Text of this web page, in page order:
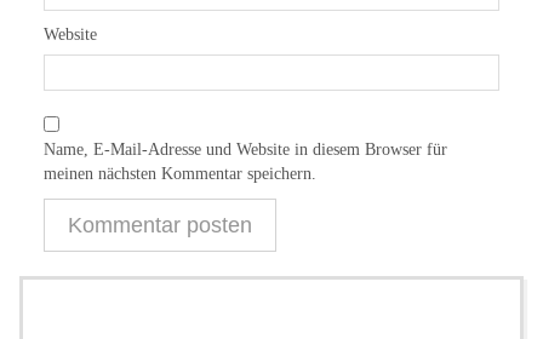
Website
Name, E-Mail-Adresse und Website in diesem Browser für
meinen nächsten Kommentar speichern.